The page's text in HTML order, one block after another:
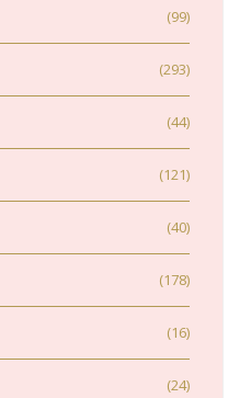
(99)
(293)
(44)
(121)
(40)
(178)
(16)
(24)